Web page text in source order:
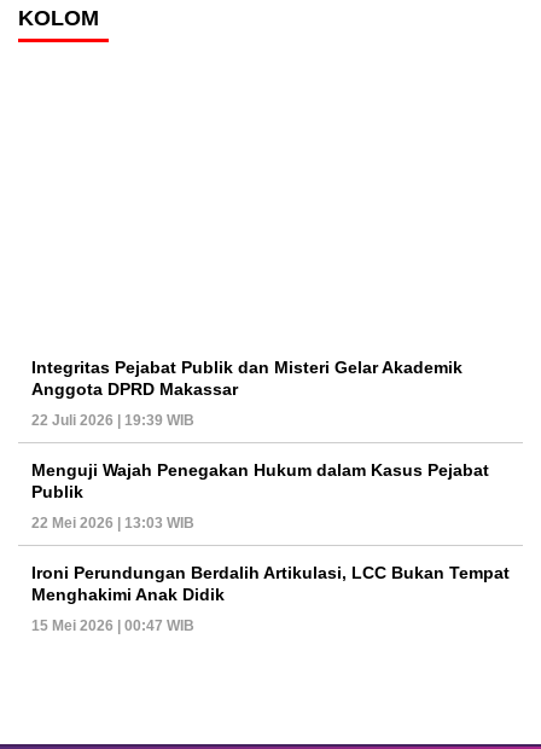
KOLOM
Integritas Pejabat Publik dan Misteri Gelar Akademik
Anggota DPRD Makassar
22 Juli 2026 | 19:39 WIB
Menguji Wajah Penegakan Hukum dalam Kasus Pejabat
Publik
22 Mei 2026 | 13:03 WIB
Ironi Perundungan Berdalih Artikulasi, LCC Bukan Tempat
Menghakimi Anak Didik
15 Mei 2026 | 00:47 WIB